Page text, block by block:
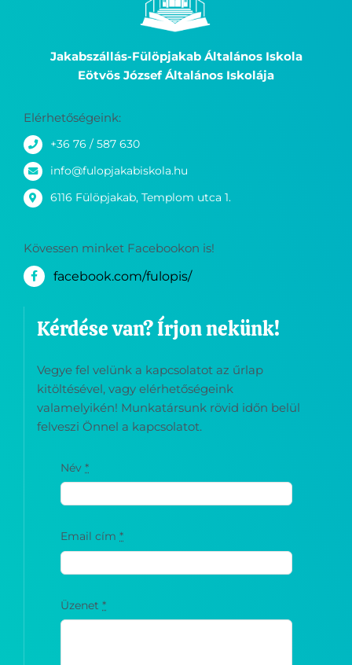
Jakabszállás-Fülöpjakab Általános Iskola
Eötvös József Általános Iskolája
Elérhetőségeink:
+36 76 / 587 630
info@fulopjakabiskola.hu
6116 Fülöpjakab, Templom utca 1.
Kövessen minket Facebookon is!
facebook.com/fulopis/
Kérdése van? Írjon nekünk!
Vegye fel velünk a kapcsolatot az űrlap
kitöltésével, vagy elérhetőségeink
valamelyikén! Munkatársunk rövid időn belül
felveszi Önnel a kapcsolatot.
Név*
Email cím*
Üzenet*